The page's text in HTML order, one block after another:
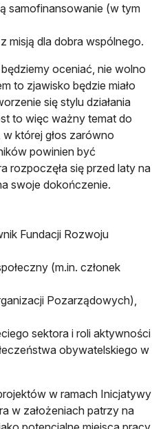
samofinansowanie (w tym
misją dla dobra wspólnego.
oceniać, nie wolno
to zjawisko będzie miało
się stylu działania
to więc ważny temat do
której głos zarówno
powinien być
rozpoczęła się przed laty na
swoje dokończenie.
Fundacji Rozwoju
(m.in. członek
Pozarządowych),
sektora i roli aktywności
obywatelskiego w
w ramach Inicjatywy
w założeniach patrzy na